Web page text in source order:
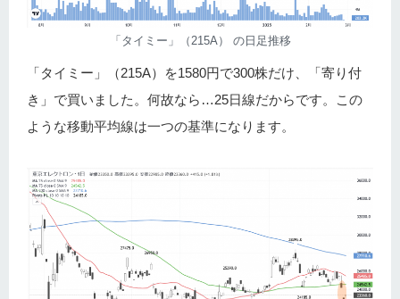
「タイミー」（215A） の日足推移
「タイミー」（215A）を1580円で300株だけ、「寄り付
き」で買いました。何故なら…25日線だからです。この
ような移動平均線は一つの基準になります。